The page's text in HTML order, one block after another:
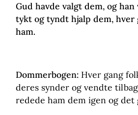
Gud havde valgt dem, og
tykt og tyndt hjalp dem, hver
ham.
Dommerbogen: Hver gang
deres synder og vendte
redede ham dem igen og det